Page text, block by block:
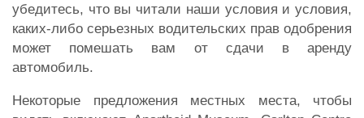
убедитесь, что вы читали наши условия и условия,
каких-либо серьезных водительских прав одобрения
может помешать вам от сдачи в аренду
автомобиль.
Некоторые предложения местных места, чтобы